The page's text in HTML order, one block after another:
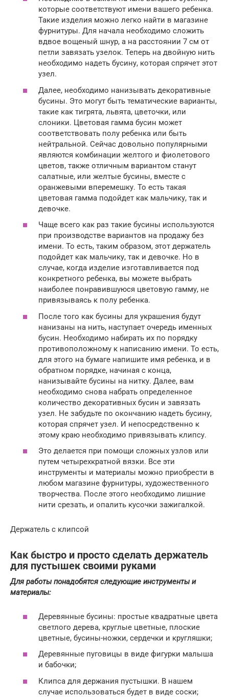
которые соответствуют имени вашего ребенка.
Такие изделия можно легко найти в магазине
фурнитуры. Для начала необходимо сложить
вдвое вощеный шнур, а на расстоянии 7 см от
петли завязать узелок. Теперь на двойную нить
необходимо надеть бусину, которая спрячет этот
узел.
Далее, необходимо нанизывать декоративные
бусины. Это могут быть тематические варианты,
такие как тигрята, львята, цветочки, или
слоники. Цветовая гамма бусин может
соответствовать полу ребенка или быть
нейтральной. Сейчас довольно популярными
являются комбинации желтого и фиолетового
цветов, также отличным вариантом станут
салатные, или желтые бусины, вместе с
оранжевыми вперемешку. То есть такая
цветовая гамма подойдет как мальчику, так и
девочке.
Чаще всего как раз такие бусины используются
при производстве вариантов на продажу без
имени. То есть, таким образом, этот держатель
подойдет как мальчику, так и девочке. Но в
случае, когда изделие изготавливается под
конкретного ребенка, вы можете выбрать
наиболее понравившуюся цветовую гамму, не
привязываясь к полу ребенка.
После того как бусины для украшения будут
нанизаны на нить, наступает очередь именных
бусин. Необходимо набирать их по порядку
противоположному к написанию имени. То есть,
для этого на бумаге напишите имя ребенка, и в
обратном порядке, начиная с конца,
нанизывайте бусины на нитку. Далее, вам
необходимо снова набрать определенное
количество декоративных бусин и завязать
узел. Не забудьте по окончанию надеть бусину,
которая спрячет узел. И непосредственно к
этому краю необходимо привязывать клипсу.
Это делается при помощи сложных узлов или
путем четырехкратной вязки. Все эти
инструменты и материалы можно приобрести в
любом магазине фурнитуры, художественного
творчества. После этого необходимо лишние
нити срезать, и опалить кусочки зажигалкой.
Держатель с клипсой
Как быстро и просто сделать держатель
для пустышек своими руками
Для работы понадобятся следующие инструменты и
материалы:
Деревянные бусины: простые квадратные цвета
светлого дерева, круглые цветные, плоские
цветные, бусины-ножки, сердечки и кругляшки;
Деревянные пуговицы в виде фигурки малыша
и бабочки;
Клипса для держания пустышки. В нашем
случае использоваться будет в виде соски;